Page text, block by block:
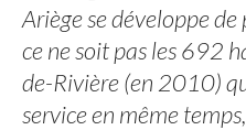
Ariège se développe
ce ne soit pas les 692
de-Rivière (en 2010)
service en même